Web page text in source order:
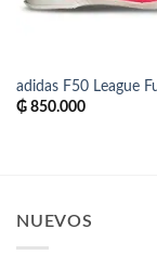
adidas F50 League
₲850.000
NUEVOS